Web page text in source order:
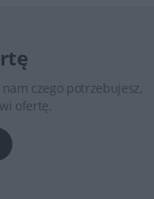
czego potrzebujesz,
ofertę.